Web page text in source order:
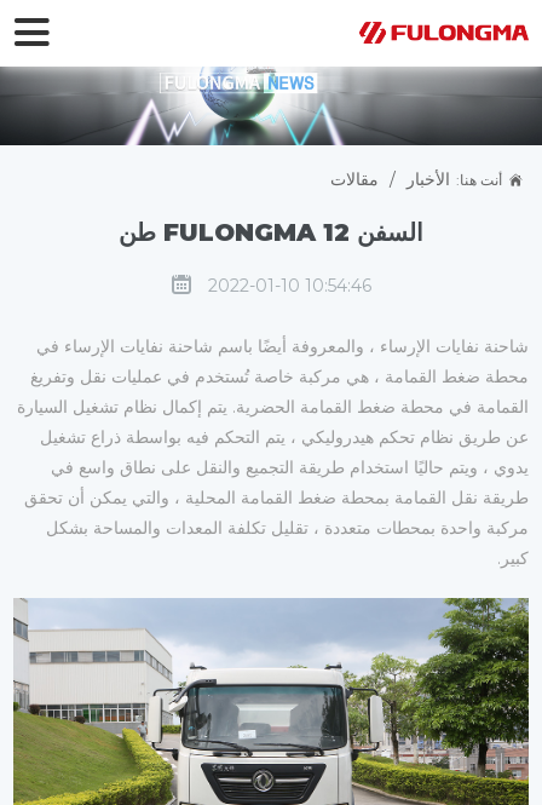
أنت هنا: الأخبار / مقالات
خصائص التكوين والأداء لشاحنة القمامة لرسو
السفن FULONGMA 12 طن
2022-01-10 10:54:46
شاحنة نفايات الإرساء ، والمعروفة أيضًا باسم شاحنة نفايات الإرساء في
محطة ضغط القمامة ، هي مركبة خاصة تُستخدم في عمليات نقل وتفريغ
القمامة في محطة ضغط القمامة الحضرية. يتم إكمال نظام تشغيل السيارة
عن طريق نظام تحكم هيدروليكي ، يتم التحكم فيه بواسطة ذراع تشغيل
يدوي ، ويتم حاليًا استخدام طريقة التجميع والنقل على نطاق واسع في
طريقة نقل القمامة بمحطة ضغط القمامة المحلية ، والتي يمكن أن تحقق
مركبة واحدة بمحطات متعددة ، تقليل تكلفة المعدات والمساحة بشكل
كبير.